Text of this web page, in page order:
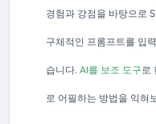
경험과 강점을 바탕으로
구체적인 프롬프트를 입
습니다. AI를 보조 도구 로
로 어필하는 방법을 익혀